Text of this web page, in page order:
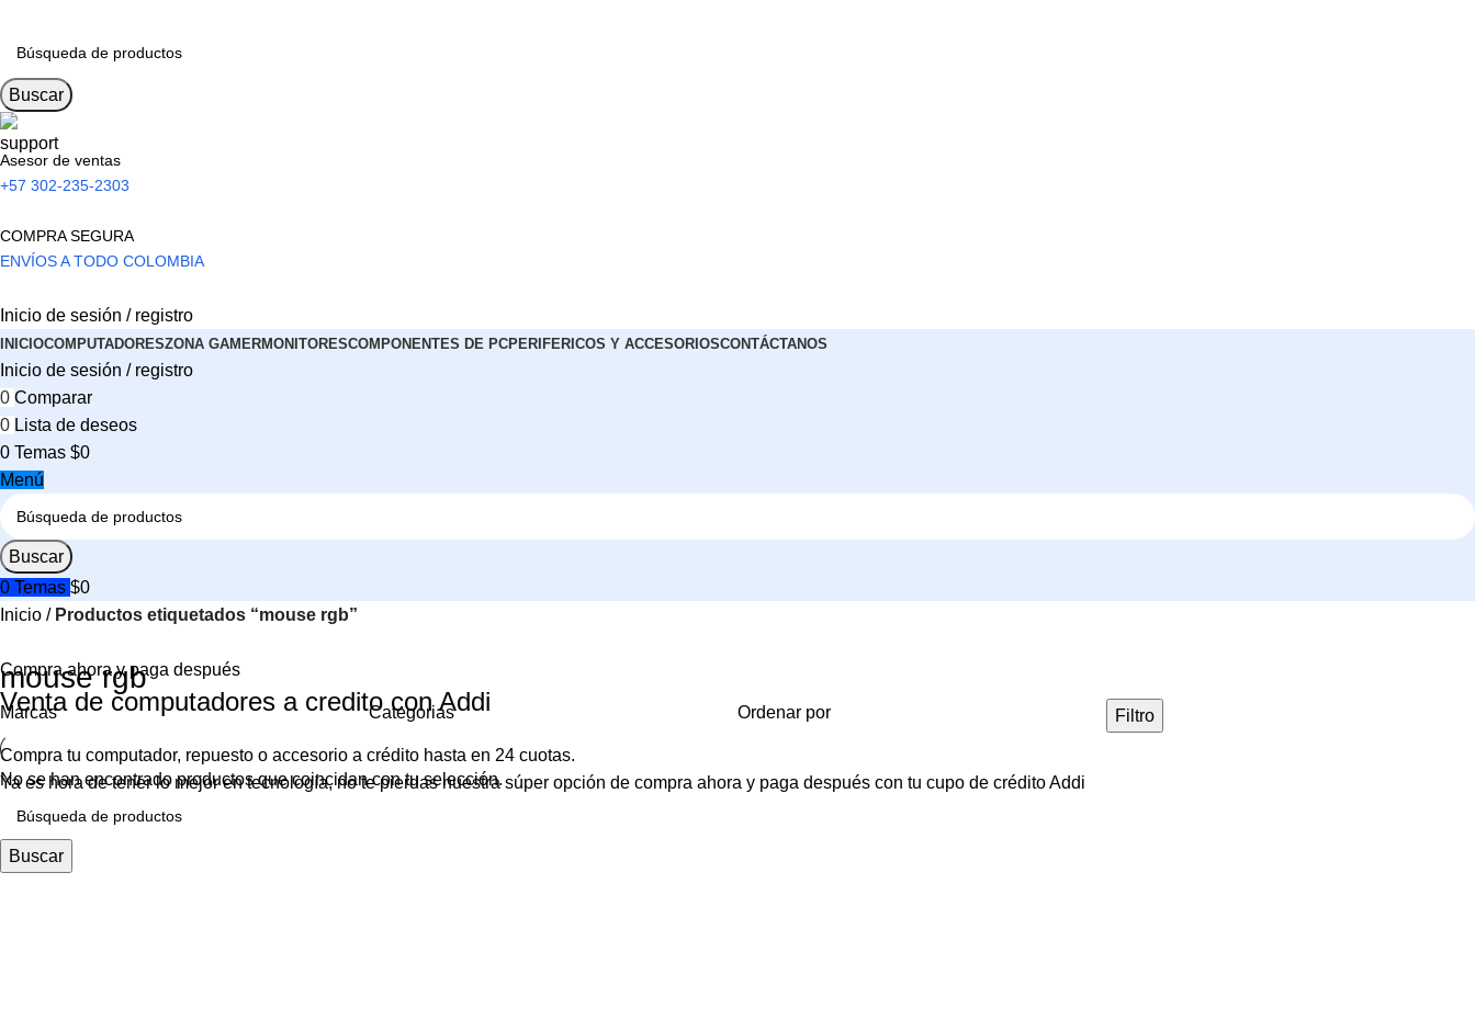
Buscar
Asesor de ventas
+57 302-235-2303
COMPRA SEGURA
ENVÍOS A TODO COLOMBIA
Inicio de sesión / registro
INICIOCOMPUTADORESZONA GAMERMONITORESCOMPONENTES DE PCPERIFERICOS Y ACCESORIOSCONTÁCTANOS
Inicio de sesión / registro
0 Comparar
0 Lista de deseos
0 Temas $0
Menú
Buscar
0 Temas $0
Inicio
Productos etiquetados “mouse rgb”
Compra ahora y paga después
Venta de computadores a credito con Addi
Compra tu computador, repuesto o accesorio a crédito hasta en 24 cuotas.
Ya es hora de tener lo mejor en tecnología, no te pierdas nuestra súper opción de compra ahora y paga después con tu cupo de crédito Addi
mouse rgb
Marcas Categorias Ordenar por Filtro
No se han encontrado productos que coincidan con tu selección.
Buscar